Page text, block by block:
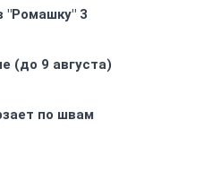
"Ромашку" 3
(до 9 августа)
по швам